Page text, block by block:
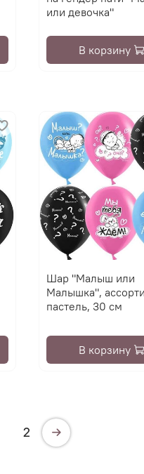
или девочка"
В корзину
Шар "Малыш или
Малышка",
пастель, 30 см
В корзину
2